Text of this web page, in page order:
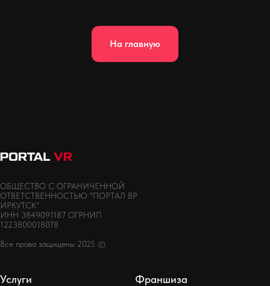
На главную
ОБЩЕСТВО С ОГРАНИЧЕННОЙ
ОТВЕТСТВЕННОСТЬЮ "ПОРТАЛ ВР
ИРКУТСК"
ИНН 3849091187 ОГРНИП
1223800018078
Все права защищены 2025 ©
Услуги
Франшиза